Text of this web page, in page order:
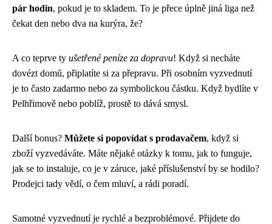
pár hodin, pokud je to skladem. To je přece úplně jiná liga než
čekat den nebo dva na kurýra, že?
A co teprve ty ušetřené peníze za dopravu! Když si necháte
dovézt domů, připlatíte si za přepravu. Při osobním vyzvednutí
je to často zadarmo nebo za symbolickou částku. Když bydlíte v
Pelhřimově nebo poblíž, prostě to dává smysl.
Další bonus? Můžete si popovídat s prodavačem, když si
zboží vyzvedáváte. Máte nějaké otázky k tomu, jak to funguje,
jak se to instaluje, co je v záruce, jaké příslušenství by se hodilo?
Prodejci tady vědí, o čem mluví, a rádi poradí.
Samotné vyzvednutí je rychlé a bezproblémové. Přijdete do